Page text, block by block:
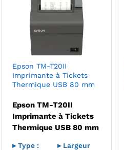
Epson TM-T20II
Imprimante à Tickets
Thermique USB 80 mm
Epson TM-T20II
Imprimante à Tickets
Thermique USB 80 mm
▸ Type :
▸ Largeur